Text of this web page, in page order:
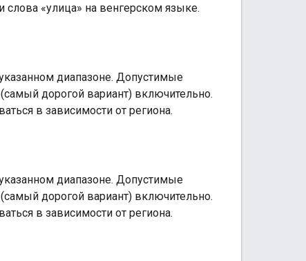
«улица» на венгерском языке.
диапазоне. Допустимые
дорогой вариант) включительно.
в зависимости от региона.
диапазоне. Допустимые
дорогой вариант) включительно.
в зависимости от региона.